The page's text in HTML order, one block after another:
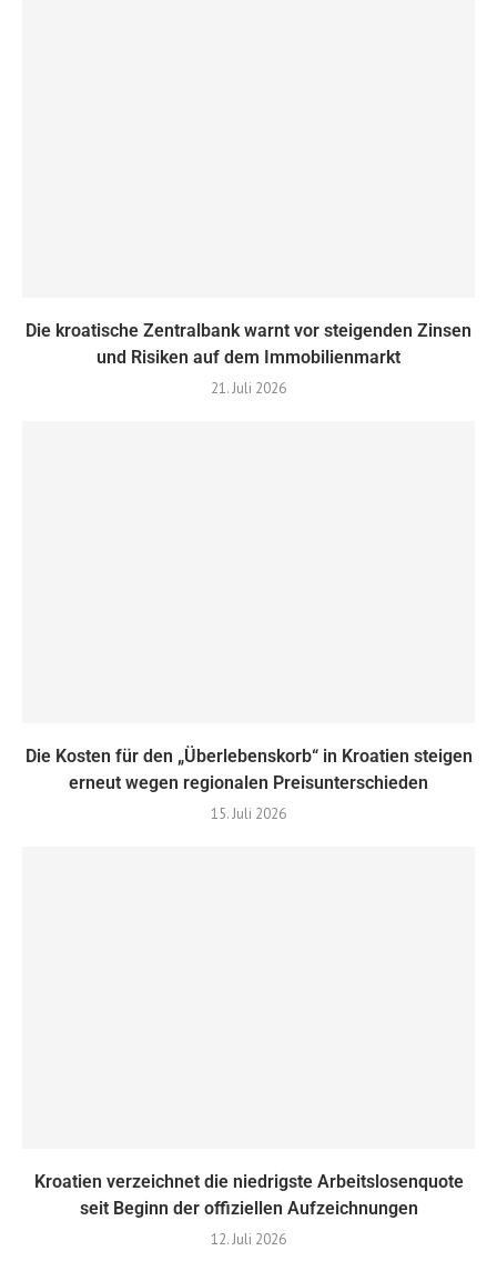
Die kroatische Zentralbank warnt vor steigenden Zinsen
und Risiken auf dem Immobilienmarkt
21. Juli 2026
Die Kosten für den „Überlebenskorb“ in Kroatien steigen
erneut wegen regionalen Preisunterschieden
15. Juli 2026
Kroatien verzeichnet die niedrigste Arbeitslosenquote
seit Beginn der offiziellen Aufzeichnungen
12. Juli 2026